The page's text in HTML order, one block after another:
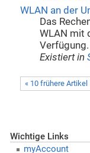
WLAN an der
Das
WLAN mit
Verfügung.
Existiert in
« 10 frühere Artikel
Wichtige Links
myAccount